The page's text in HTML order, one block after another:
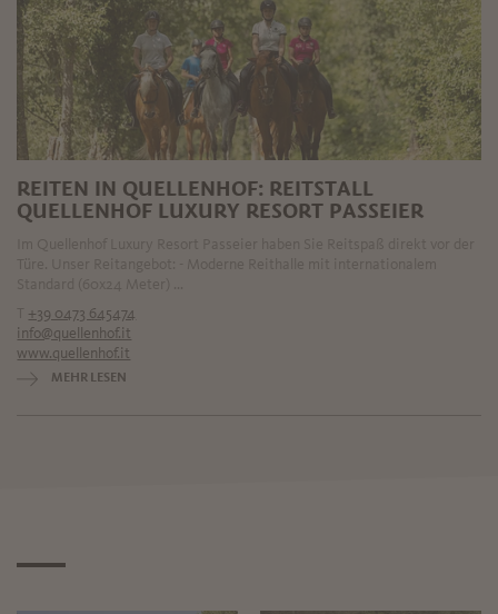
REITEN IN QUELLENHOF: REITSTALL
QUELLENHOF LUXURY RESORT PASSEIER
+39 0473 645474
info@quellenhof.it
www.quellenhof.it
MEHR LESEN